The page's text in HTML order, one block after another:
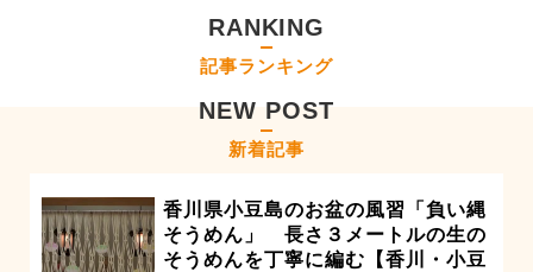
RANKING
記事ランキング
NEW POST
新着記事
香川県小豆島のお盆の風習「負い縄
そうめん」 長さ３メートルの生の
そうめんを丁寧に編む【香川・小豆